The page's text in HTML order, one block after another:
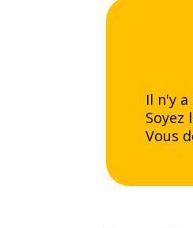
Il n'y
Soyez
Vous